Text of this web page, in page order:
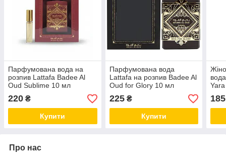
Парфумована вода на
розпив Lattafa Badee Al
Oud Sublime 10 мл
220 ₴
Купити
Парфумована вода
Lattafa на розпив Badee Al
Oud for Glory 10 мл
225₴
Купити
185
Про нас